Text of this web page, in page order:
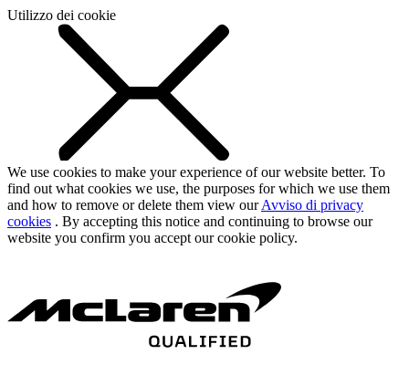
Utilizzo dei cookie
We use cookies to make your experience of our website better. To
find out what cookies we use, the purposes for which we use them
and how to remove or delete them view ourAvviso di privacy
cookies . By accepting this notice and continuing to browse our
website you confirm you accept our cookie policy.